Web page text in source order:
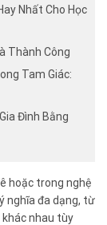
Nhất Cho Học
Thành Công
Tam Giác:
Đình Bằng
hoặc trong nghệ
nghĩa đa dạng, từ
khác nhau tùy